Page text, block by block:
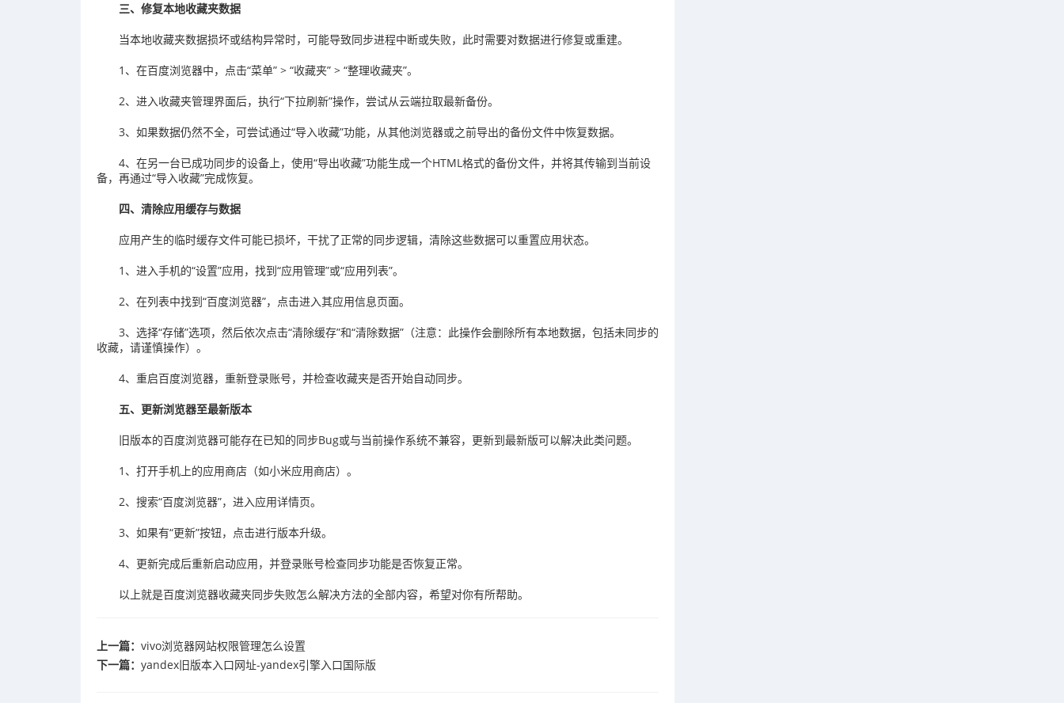
三、修复本地收藏夹数据
当本地收藏夹数据损坏或结构异常时，可能导致同步进程中断或失败，此时需要对数据进行修复或重建。
1、在百度浏览器中，点击“菜单” > “收藏夹” > “整理收藏夹”。
2、进入收藏夹管理界面后，执行“下拉刷新”操作，尝试从云端拉取最新备份。
3、如果数据仍然不全，可尝试通过“导入收藏”功能，从其他浏览器或之前导出的备份文件中恢复数据。
4、在另一台已成功同步的设备上，使用“导出收藏”功能生成一个HTML格式的备份文件，并将其传输到当前设
备，再通过“导入收藏”完成恢复。
四、清除应用缓存与数据
应用产生的临时缓存文件可能已损坏，干扰了正常的同步逻辑，清除这些数据可以重置应用状态。
1、进入手机的“设置”应用，找到“应用管理”或“应用列表”。
2、在列表中找到“百度浏览器”，点击进入其应用信息页面。
3、选择“存储”选项，然后依次点击“清除缓存”和“清除数据”（注意：此操作会删除所有本地数据，包括未同步的
收藏，请谨慎操作）。
4、重启百度浏览器，重新登录账号，并检查收藏夹是否开始自动同步。
五、更新浏览器至最新版本
旧版本的百度浏览器可能存在已知的同步Bug或与当前操作系统不兼容，更新到最新版可以解决此类问题。
1、打开手机上的应用商店（如小米应用商店）。
2、搜索“百度浏览器”，进入应用详情页。
3、如果有“更新”按钮，点击进行版本升级。
4、更新完成后重新启动应用，并登录账号检查同步功能是否恢复正常。
以上就是百度浏览器收藏夹同步失败怎么解决方法的全部内容，希望对你有所帮助。
上一篇： vivo浏览器网站权限管理怎么设置
下一篇： yandex旧版本入口网址-yandex引擎入口国际版